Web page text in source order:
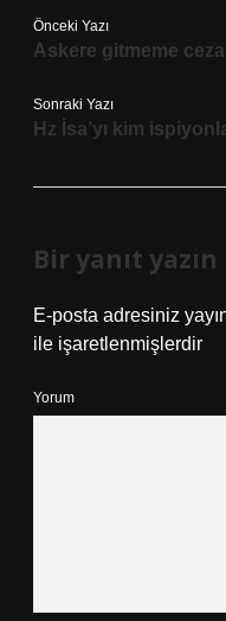
Önceki Yazı
Askere gitmeme
Sonraki Yazı
Hz İsa’yı kim
Bir yanıt yazın
E-posta adresiniz
ile işaretlenmişlerdir
Yorum